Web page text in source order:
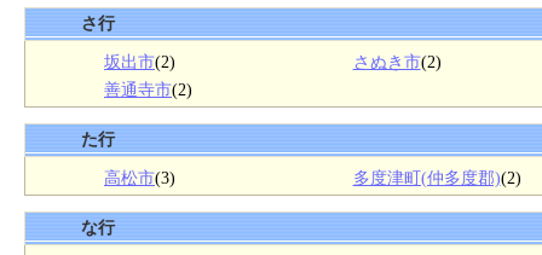
さ行
坂出市(2) さぬき市(2)
善通寺市(2)
た行
高松市(3) 多度津町(仲多度郡)(2)
な行